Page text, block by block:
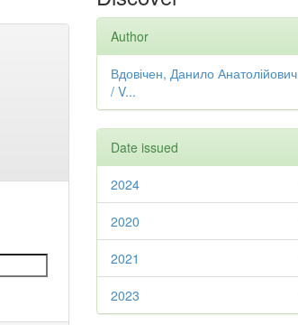
Author
Вдовічен, Данило Анатолійович
/ V...
Date issued
2024
2020
2021
2023